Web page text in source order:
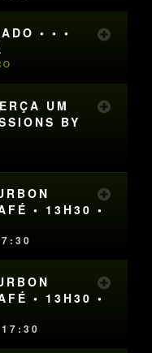
• • •
UM
BY
• 13H30 •
• 13H30 •